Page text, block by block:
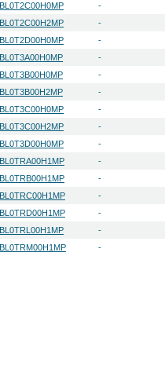
BL0T2C00H0MP
-
BL0T2C00H2MP
-
BL0T2D00H0MP
-
BL0T3A00H0MP
-
BL0T3B00H0MP
-
BL0T3B00H2MP
-
BL0T3C00H0MP
-
BL0T3C00H2MP
-
BL0T3D00H0MP
-
BL0TRA00H1MP
-
BL0TRB00H1MP
-
BL0TRC00H1MP
-
BL0TRD00H1MP
-
BL0TRL00H1MP
-
BL0TRM00H1MP
-